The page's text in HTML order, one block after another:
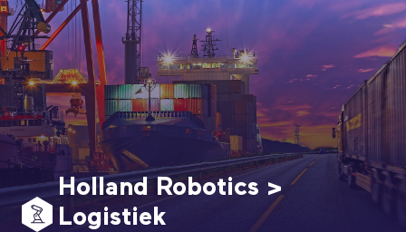
Holland Robotics >
Logistiek